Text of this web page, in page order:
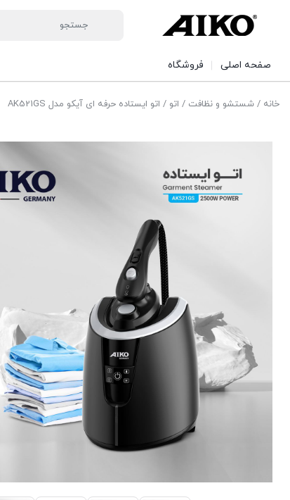
صفحه اصلی فروشگاه
خانه / شستشو و نظافت / اتو / اتو ایستاده حرفه ای آیکو مدل AK521GS